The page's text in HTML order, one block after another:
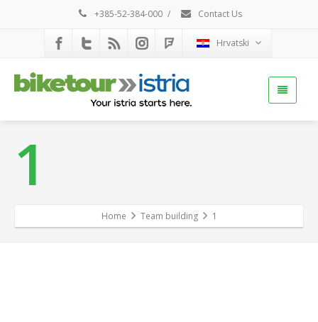
+385-52-384-000 / Contact Us
Hrvatski
1
Home Team building 1